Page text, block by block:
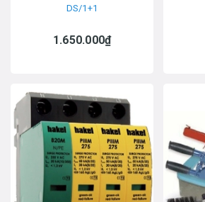
DS/1+1
1.650.000₫